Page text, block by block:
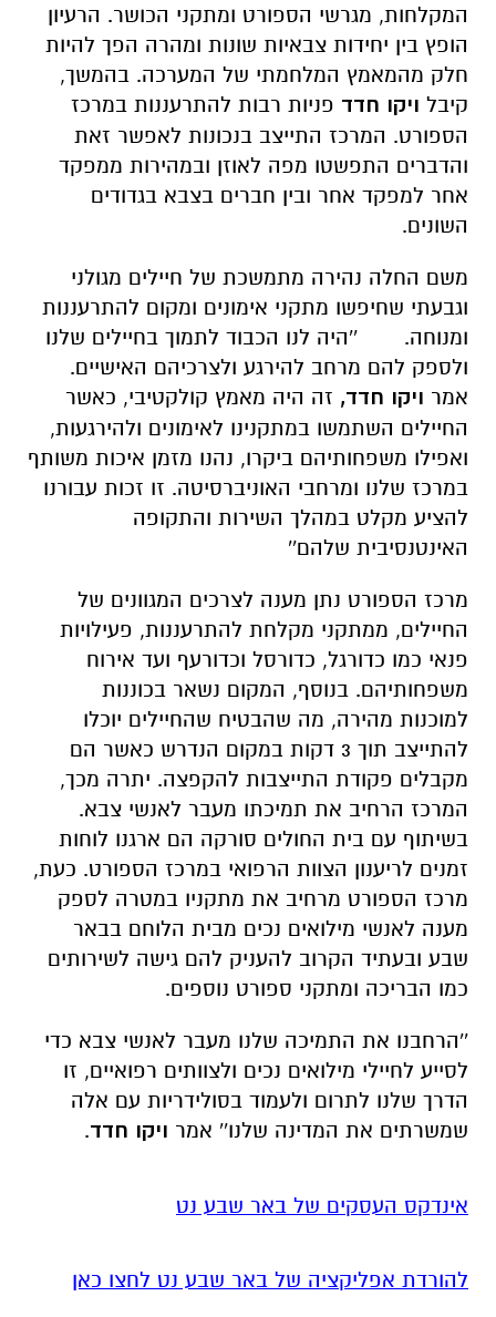
המקלחות, מגרשי הספורט ומתקני הכושר. הרעיון
הופץ בין יחידות צבאיות שונות ומהרה הפך להיות
חלק מהמאמץ המלחמתי של המערכה. בהמשך,
קיבל ויקו חדד פניות רבות להתרעננות במרכז
הספורט. המרכז התייצב בנכונות לאפשר זאת
והדברים התפשטו מפה לאוזן ובמהירות ממפקד
אחר למפקד אחר ובין חברים בצבא בגדודים
השונים.
משם החלה נהירה מתמשכת של חיילים מגולני
וגבעתי שחיפשו מתקני אימונים ומקום להתרעננות
ומנוחה. ''היה לנו הכבוד לתמוך בחיילים שלנו
ולספק להם מרחב להירגע ולצרכיהם האישיים.
אמר ויקו חדד, זה היה מאמץ קולקטיבי, כאשר
החיילים השתמשו במתקנינו לאימונים ולהירגעות,
ואפילו משפחותיהם ביקרו, נהנו מזמן איכות משותף
במרכז שלנו ומרחבי האוניברסיטה. זו זכות עבורנו
להציע מקלט במהלך השירות והתקופה
האינטנסיבית שלהם''
מרכז הספורט נתן מענה לצרכים המגוונים של
החיילים, ממתקני מקלחת להתרעננות, פעילויות
פנאי כמו כדורגל, כדורסל וכדורעף ועד אירוח
משפחותיהם. בנוסף, המקום נשאר בכוננות
למוכנות מהירה, מה שהבטיח שהחיילים יוכלו
להתייצב תוך 3 דקות במקום הנדרש כאשר הם
מקבלים פקודת התייצבות להקפצה. יתרה מכך,
המרכז הרחיב את תמיכתו מעבר לאנשי צבא.
בשיתוף עם בית החולים סורקה הם ארגנו לוחות
זמנים לריענון הצוות הרפואי במרכז הספורט. כעת,
מרכז הספורט מרחיב את מתקניו במטרה לספק
מענה לאנשי מילואים נכים מבית הלוחם בבאר
שבע ובעתיד הקרוב להעניק להם גישה לשירותים
כמו הבריכה ומתקני ספורט נוספים.
''הרחבנו את התמיכה שלנו מעבר לאנשי צבא כדי
לסייע לחיילי מילואים נכים ולצוותים רפואיים, זו
הדרך שלנו לתרום ולעמוד בסולידריות עם אלה
שמשרתים את המדינה שלנו'' אמר ויקו חדד.
אינדקס העסקים של באר שבע נט
להורדת אפליקציה של באר שבע נט לחצו כאן